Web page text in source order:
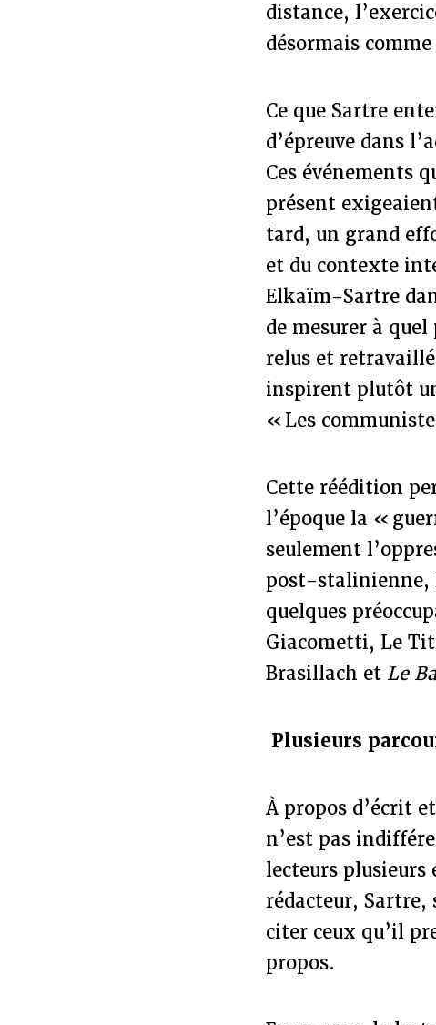
distance,
désormais
Ce que Sartre
d’épreuve dans
Ces événements
présent
tard, un grand
et du contexte
Elkaïm-Sartre
de mesurer à
relus et
inspirent plutôt
« Les
Cette réédition
l’époque la «
seulement
post-stalinienne,
quelques
Giacometti, Le
Brasillach et Le
Plusieurs
À propos d’écrit
n’est pas
lecteurs plusieurs
rédacteur,
citer ceux qu’il
propos.